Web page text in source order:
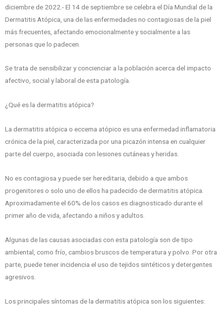
diciembre de 2022.- El 14 de septiembre se celebra el Día Mundial de la
Dermatitis Atópica, una de las enfermedades no contagiosas de la piel
más frecuentes, afectando emocionalmente y socialmente a las
personas que lo padecen.
Se trata de sensibilizar y concienciar a la población acerca del impacto
afectivo, social y laboral de esta patología.
¿Qué es la dermatitis atópica?
La dermatitis atópica o eccema atópico es una enfermedad inflamatoria
crónica de la piel, caracterizada por una picazón intensa en cualquier
parte del cuerpo, asociada con lesiones cutáneas y heridas.
No es contagiosa y puede ser hereditaria, debido a que ambos
progenitores o solo uno de ellos ha padecido de dermatitis atópica.
Aproximadamente el 60% de los casos es diagnosticado durante el
primer año de vida, afectando a niños y adultos.
Algunas de las causas asociadas con esta patología son de tipo
ambiental, como frío, cambios bruscos de temperatura y polvo. Por otra
parte, puede tener incidencia el uso de tejidos sintéticos y detergentes
agresivos.
Los principales síntomas de la dermatitis atópica son los siguientes: